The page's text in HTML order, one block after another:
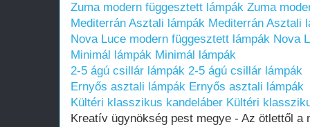
Zuma modern függesztett lámpák Zuma
Mediterrán Asztali lámpák Mediterrán Asztali
Nova Luce modern függesztett lámpák Nova
Minimál lámpák Minimál lámpák
2-5 ágú csillár lámpák 2-5 ágú csillár lámpák
Ernyős asztali lámpák Ernyős asztali lámpák
Kültéri klasszikus kandeláber Kültéri
Kreatív ügynökség pest megye - Az ötlettől a